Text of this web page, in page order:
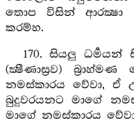
තොප විසින් ආරක්‍ෂා
කරම්හ.
170. සියලු
(ක්‍ෂීණාස්‍රව)
නමස්කාරය වේවා, ඒ
බුදුවරයනට මාගේ
මාගේ නමස්කාරය